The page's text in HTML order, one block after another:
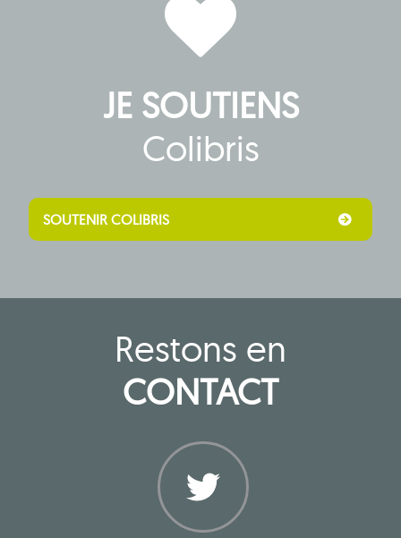
JE SOUTIENS
Colibris
SOUTENIR COLIBRIS
Restons en
CONTACT